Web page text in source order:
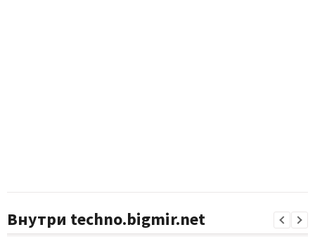
Внутри techno.bigmir.net